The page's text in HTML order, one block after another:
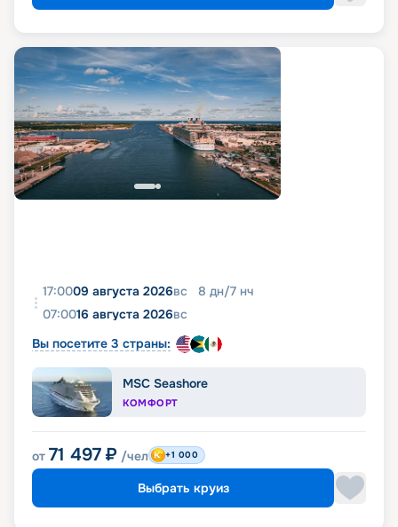
17:0009 августа 2026вс 8 дн/7 нч
07:0016 августа 2026вс
Вы посетите 3 страны:
MSC Seashore
КОМФОРТ
от 71 497 ₽ /чел +1 000
Выбрать круиз